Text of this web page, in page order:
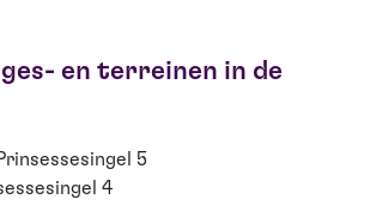
en terreinen in de
5
4